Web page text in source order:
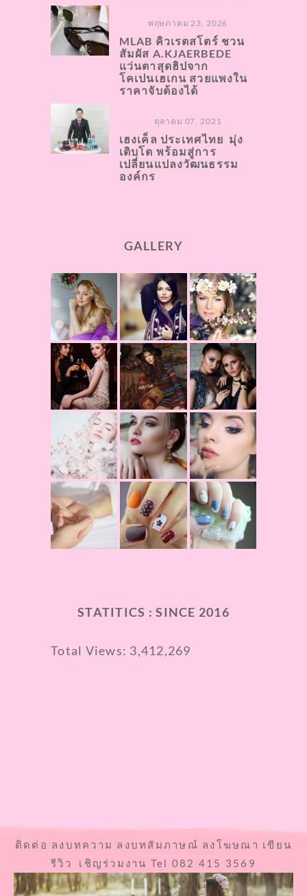
พฤษภาคม 23, 2026
MLAB คิวเรตสโตร์ ชวน
สัมผัส A.KJAERBEDE
แว่นตาสุดฮิปจาก
โคเปนเฮเกน สวยแพงใน
ราคาจับต้องได้
ตุลาคม 07, 2021
เฮงเค็ล ประเทศไทย มุ่ง
เติบโต พร้อมสู่การ
เปลี่ยนแปลงวัฒนธรรม
องค์กร
GALLERY
STATITICS : SINCE 2016
Total Views: 3,412,269
ติดต่อ ลงบทความ ลงบทสัมภาษณ์ ลงโฆษณา เขียน
รีวิว เชิญร่วมงาน Tel 082 415 3569